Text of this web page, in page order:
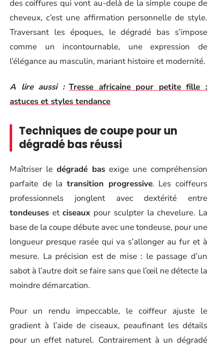
des coiffures qui vont au-delà de la simple coupe de
cheveux, c’est une affirmation personnelle de style.
Traversant les époques, le dégradé bas s’impose
comme un incontournable, une expression de
l’élégance au masculin, mariant histoire et modernité.
A lire aussi : Tresse africaine pour petite fille :
astuces et styles tendance
Techniques de coupe pour un
dégradé bas réussi
Maîtriser le dégradé bas exige une compréhension
parfaite de la transition progressive. Les coiffeurs
professionnels jonglent avec dextérité entre
tondeuses etciseaux pour sculpter la chevelure. La
base de la coupe débute avec une tondeuse, pour une
longueur presque rasée qui va s’allonger au fur et à
mesure. La précision est de mise : le passage d’un
sabot à l’autre doit se faire sans que l’œil ne détecte la
moindre démarcation.
Pour un rendu impeccable, le coiffeur ajuste le
gradient à l’aide de ciseaux, peaufinant les détails
pour un effet naturel. Contrairement à un dégradé